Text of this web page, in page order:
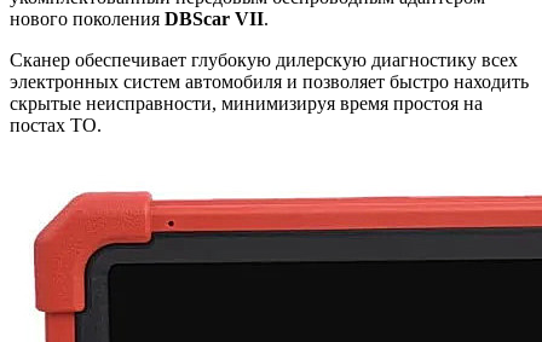
нового поколения DBScar VII.
Сканер обеспечивает глубокую дилерскую диагностику всех
электронных систем автомобиля и позволяет быстро находить
скрытые неисправности, минимизируя время простоя на
постах ТО.